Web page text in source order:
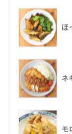
ほ
ネ
モ